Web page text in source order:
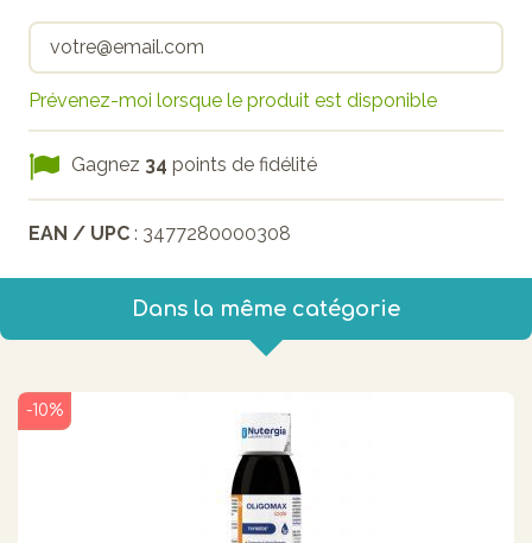
Prévenez-moi lorsque le produit est disponible
Gagnez 34 points de fidélité
EAN / UPC : 3477280000308
Dans la même catégorie
-10%